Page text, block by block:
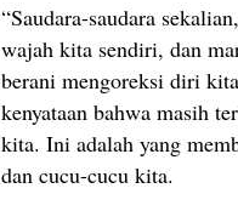
“Saudara-saudara
wajah kita sendiri, dan
berani mengoreksi diri
kenyataan bahwa masih
kita. Ini adalah yang
dan cucu-cucu kita.